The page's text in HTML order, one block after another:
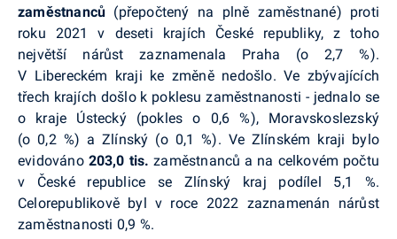
zaměstnanců (přepočtený na plně zaměstnané) proti
roku 2021 v deseti krajích České republiky, z toho
největší nárůst zaznamenala Praha (o 2,7 %).
V Libereckém kraji ke změně nedošlo. Ve zbývajících
třech krajích došlo k poklesu zaměstnanosti - jednalo se
o kraje Ústecký (pokles o 0,6 %), Moravskoslezský
(o 0,2 %) a Zlínský (o 0,1 %). Ve Zlínském kraji bylo
evidováno 203,0 tis. zaměstnanců a na celkovém počtu
v České republice se Zlínský kraj podílel 5,1 %.
Celorepublikově byl v roce 2022 zaznamenán nárůst
zaměstnanosti 0,9 %.